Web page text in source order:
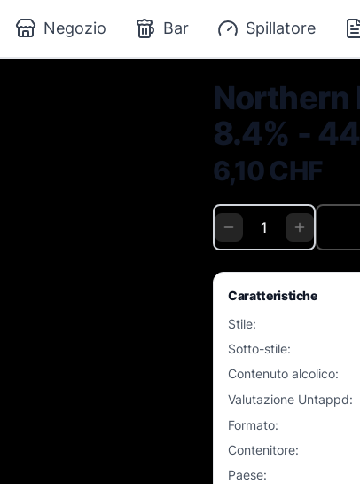
Negozio Bar Spillatore
Northern
8.4% -
6,10 CHF
Caratteristiche
Stile:
Sotto-stile:
Contenuto alcolico:
Valutazione Untappd:
Formato:
Contenitore:
Paese: